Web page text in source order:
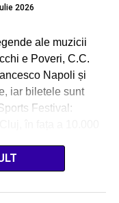
2026
ale muzicii
e Poveri, C.C.
Napoli și
iar biletele sunt
Festival: